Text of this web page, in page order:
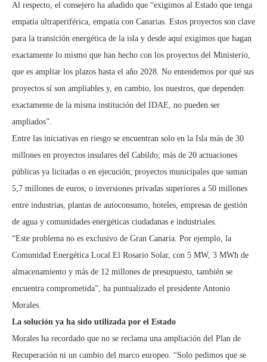
Al respecto, el consejero ha añadido que “exigimos al Estado que tenga
empatía ultraperiférica, empatía con Canarias. Estos proyectos son clave
para la transición energética de la isla y desde aquí exigimos que hagan
exactamente lo mismo que han hecho con los proyectos del Ministerio,
que es ampliar los plazos hasta el año 2028. No entendemos por qué sus
proyectos sí son ampliables y, en cambio, los nuestros, que dependen
exactamente de la misma institución del IDAE, no pueden ser
ampliados”.
Entre las iniciativas en riesgo se encuentran solo en la Isla más de 30
millones en proyectos insulares del Cabildo; más de 20 actuaciones
públicas ya licitadas o en ejecución; proyectos municipales que suman
5,7 millones de euros; o inversiones privadas superiores a 50 millones
entre industrias, plantas de autoconsumo, hoteles, empresas de gestión
de agua y comunidades energéticas ciudadanas e industriales.
“Este problema no es exclusivo de Gran Canaria. Por ejemplo, la
Comunidad Energética Local El Rosario Solar, con 5 MW, 3 MWh de
almacenamiento y más de 12 millones de presupuesto, también se
encuentra comprometida”, ha puntualizado el presidente Antonio
Morales.
La solución ya ha sido utilizada por el Estado
Morales ha recordado que no se reclama una ampliación del Plan de
Recuperación ni un cambio del marco europeo. “Solo pedimos que se